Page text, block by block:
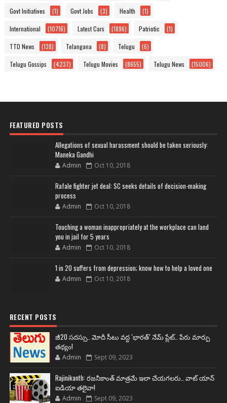
Govt Initiatives (1) Govt Jobs (3) Health (1)
International (10716) Latest Cars (1896) Patriotic (1)
TTD News (138) Telangana (8) Telugu (6)
Telugu Gossips (4237) Telugu Movies (8655) Telugu News (15006)
FEATURED POSTS
Allegations of sexual harassment should be taken seriously:
Maneka Gandhi
Admin Oct 10, 2018
Rafale fighter jet deal: SC seeks details of decision-making
process
Admin Oct 10, 2018
Touching a woman inappropriately at the workplace can land
you in jail for 5 years
Admin Oct 10, 2018
1 in 20 suffers from depression; know how to help a loved one
Admin Oct 10, 2018
RECENT POSTS
జీ20 సదస్సు.. మోదీ సీటు వద్ద ‘భారత్’ నేమ్ ప్లేట్‌.. పేరు మార్పు
తథ్యం!
Admin Sept 09, 2023
Rajinikanth: రజనీకాంత్ మాత్రమే ఇలా చేయగలరు.. వాట్ యాన్
ఐడియా తలైవా!
Admin Sept 09, 2023